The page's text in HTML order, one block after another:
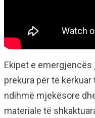
Ekipet e emergjencës
prekura për të
ndihmë mjekësore
materiale të